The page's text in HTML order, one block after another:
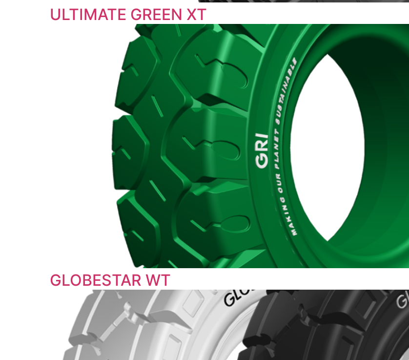
ULTIMATE GREEN XT
GLOBESTAR WT